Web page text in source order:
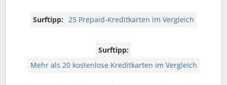
Surftipp: 25 Prepaid-Kreditkarten im Vergleich
Surftipp:
Mehr als 20 kostenlose Kreditkarten im Vergleich